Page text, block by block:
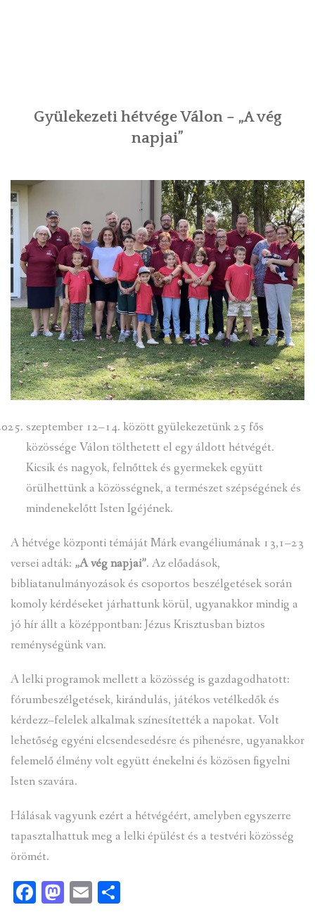
Gyülekezeti hétvége Válon – „A vég
napjai”
szeptember 12–14. között gyülekezetünk 25 fős
közössége Válon tölthetett el egy áldott hétvégét.
Kicsik és nagyok, felnőttek és gyermekek együtt
örülhettünk a közösségnek, a természet szépségének és
mindenekelőtt Isten Igéjének.
A hétvége központi témáját Márk evangéliumának 13,1–23
versei adták: „A vég napjai”. Az előadások,
bibliatanulmányozások és csoportos beszélgetések során
komoly kérdéseket járhattunk körül, ugyanakkor mindig a
jó hír állt a középpontban: Jézus Krisztusban biztos
reménységünk van.
A lelki programok mellett a közösség is gazdagodhatott:
fórumbeszélgetések, kirándulás, játékos vetélkedők és
kérdezz–felelek alkalmak színesítették a napokat. Volt
lehetőség egyéni elcsendesedésre és pihenésre, ugyanakkor
felemelő élmény volt együtt énekelni és közösen figyelni
Isten szavára.
Hálásak vagyunk ezért a hétvégéért, amelyben egyszerre
tapasztalhattuk meg a lelki épülést és a testvéri közösség
örömét.
Facebook
Mastodon
Email